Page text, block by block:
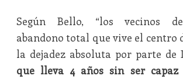
Según Bello, “los vecinos
abandono total que vive el centro
la dejadez absoluta por parte de
que lleva 4 años sin ser